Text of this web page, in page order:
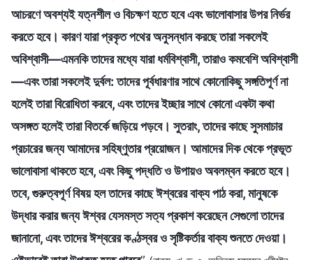
আচরণে অবশ্যই যত্নশীল ও বিচক্ষণ হতে হবে এবং ভালোবাসার উপর নির্ভর
করতে হবে। কারণ যারা প্রকৃত পথের অনুসন্ধান করছে তারা সকলেই
অবিশ্বাসী—এমনকি তাদের মধ্যে যারা ধর্মবিশ্বাসী, তারাও কমবেশি অবিশ্বাসী
—এবং তারা সকলেই দুর্বল: তাদের পূর্বধারণার সাথে কোনোকিছু সঙ্গতিপূর্ণ না
হলেই তারা বিরোধিতা করবে, এবং তাদের ইচ্ছার সাথে কোনো একটা কথা
অসঙ্গত হলেই তারা বিতর্কে জড়িয়ে পড়বে। সুতরাং, তাদের কাছে সুসমাচার
প্রচারের জন্য আমাদের সহিষ্ণুতার প্রয়োজন। আমাদের দিক থেকে প্রভূত
ভালোবাসা থাকতে হবে, এবং কিছু পদ্ধতি ও উপায়ও অবলম্বন করতে হবে।
তবে, গুরুত্বপূর্ণ বিষয় হল তাদের কাছে ঈশ্বরের বাক্য পাঠ করা, মানুষকে
উদ্ধার করার জন্য ঈশ্বর যেসমস্ত সত্য প্রকাশ করেছেন সেগুলো তাদের
জানানো, এবং তাদের ঈশ্বরের কণ্ঠস্বর ও সৃষ্টিকর্তার বাক্য শুনতে দেওয়া।